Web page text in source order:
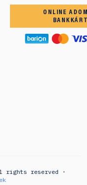
ONLINE
rights reserved ·